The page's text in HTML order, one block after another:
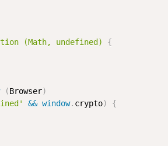
(Math, undefined) {
(Browser)
&& window. crypto)
{